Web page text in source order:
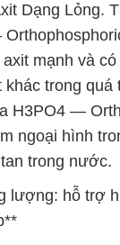
Dạng Lỏng.
mạnh và
trong quá
H3PO4 —
ngoại hình
trong nước.
lượng: hỗ trợ